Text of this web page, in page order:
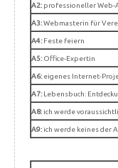
A2:professioneller
A3:Webmasterin für
A4:Feste feiern
A5:Office-Expertin
A6:eigenes Internet-
A7: Lebensbuch:
A8:ich werde
A9:ich werde keines der